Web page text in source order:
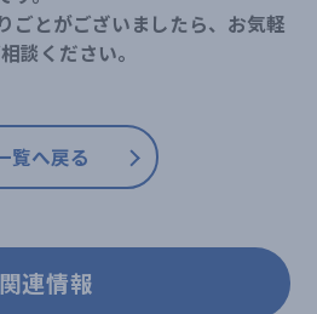
ごとがございましたら、お気軽
談ください。
覧へ戻る
関連情報